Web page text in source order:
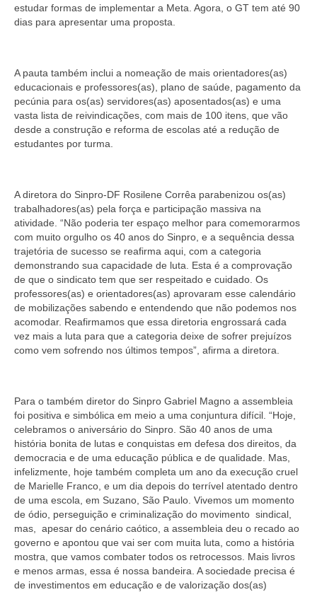
estudar formas de implementar a Meta. Agora, o GT tem até 90
dias para apresentar uma proposta.
A pauta também inclui a nomeação de mais orientadores(as)
educacionais e professores(as), plano de saúde, pagamento da
pecúnia para os(as) servidores(as) aposentados(as) e uma
vasta lista de reivindicações, com mais de 100 itens, que vão
desde a construção e reforma de escolas até a redução de
estudantes por turma.
A diretora do Sinpro-DF Rosilene Corrêa parabenizou os(as)
trabalhadores(as) pela força e participação massiva na
atividade. “Não poderia ter espaço melhor para comemorarmos
com muito orgulho os 40 anos do Sinpro, e a sequência dessa
trajetória de sucesso se reafirma aqui, com a categoria
demonstrando sua capacidade de luta. Esta é a comprovação
de que o sindicato tem que ser respeitado e cuidado. Os
professores(as) e orientadores(as) aprovaram esse calendário
de mobilizações sabendo e entendendo que não podemos nos
acomodar. Reafirmamos que essa diretoria engrossará cada
vez mais a luta para que a categoria deixe de sofrer prejuízos
como vem sofrendo nos últimos tempos”, afirma a diretora.
Para o também diretor do Sinpro Gabriel Magno a assembleia
foi positiva e simbólica em meio a uma conjuntura difícil. “Hoje,
celebramos o aniversário do Sinpro. São 40 anos de uma
história bonita de lutas e conquistas em defesa dos direitos, da
democracia e de uma educação pública e de qualidade. Mas,
infelizmente, hoje também completa um ano da execução cruel
de Marielle Franco, e um dia depois do terrível atentado dentro
de uma escola, em Suzano, São Paulo. Vivemos um momento
de ódio, perseguição e criminalização do movimento sindical,
mas, apesar do cenário caótico, a assembleia deu o recado ao
governo e apontou que vai ser com muita luta, como a história
mostra, que vamos combater todos os retrocessos. Mais livros
e menos armas, essa é nossa bandeira. A sociedade precisa é
de investimentos em educação e de valorização dos(as)